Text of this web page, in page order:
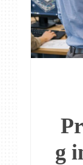
g